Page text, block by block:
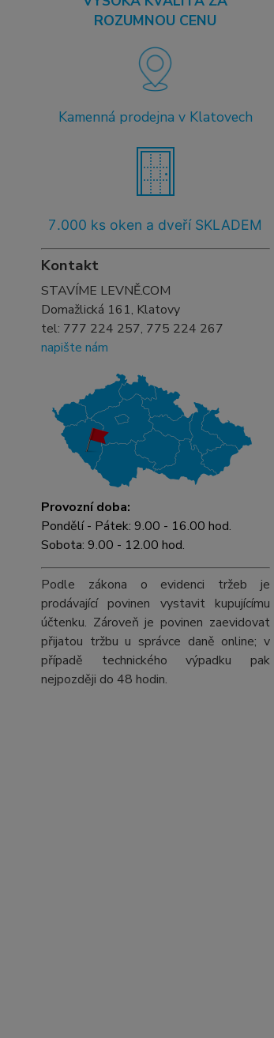
ROZUMNOU CENU
Kamenná prodejna v Klatovech
7.000 ks oken a dveří SKLADEM
Kontakt
STAVÍME LEVNĚ.COM
Domažlická 161, Klatovy
tel: 777 224 257, 775 224 267
napište nám
Provozní doba:
Pondělí - Pátek: 9.00 - 16.00 hod.
Sobota: 9.00 - 12.00 hod.
Podle zákona o evidenci tržeb je
prodávající povinen vystavit kupujícímu
účtenku. Zároveň je povinen zaevidovat
přijatou tržbu u správce daně online; v
případě technického výpadku pak
nejpozději do 48 hodin.